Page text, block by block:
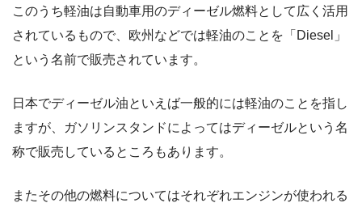
このうち軽油は自動車用のディーゼル燃料として広く活用
されているもので、欧州などでは軽油のことを「Diesel」
という名前で販売されています。
日本でディーゼル油といえば一般的には軽油のことを指し
ますが、ガソリンスタンドによってはディーゼルという名
称で販売しているところもあります。
またその他の燃料についてはそれぞれエンジンが使われる